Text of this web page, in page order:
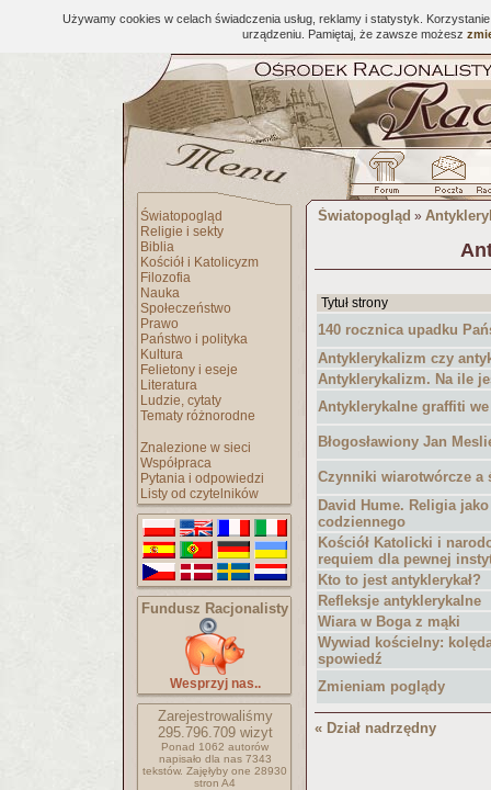
Używamy cookies w celach świadczenia usług, reklamy i statystyk.
urządzeniu. Pamiętaj, że zawsze możesz
Światopogląd
Religie i sekty
Biblia
Kościół i Katolicyzm
Filozofia
Nauka
Społeczeństwo
Prawo
Państwo i polityka
Kultura
Felietony i eseje
Literatura
Ludzie, cytaty
Tematy różnorodne
Znalezione w sieci
Współpraca
Pytania i odpowiedzi
Listy od czytelników
Fundusz Racjonalisty
Wesprzyj nas..
Zarejestrowaliśmy
295.796.709wizyt
Ponad 1062 autorów
napisało dla nas 7343
tekstów. Zajęłyby one 28930
stron A4
Światopogląd »
Tytuł strony
140 rocznica upadku
Antyklerykalizm czy
Antyklerykalizm. Na ile
Antyklerykalne graffiti we
Błogosławiony Jan
Czynniki wiarotwórcze a
David Hume. Religia
codziennego
Kościół Katolicki i
requiem dla pewnej
Kto to jest antyklerykał?
Refleksje antyklerykalne
Wiara w Boga z mąki
Wywiad kościelny:
spowiedź
Zmieniam poglądy
« Dział nadrzędny